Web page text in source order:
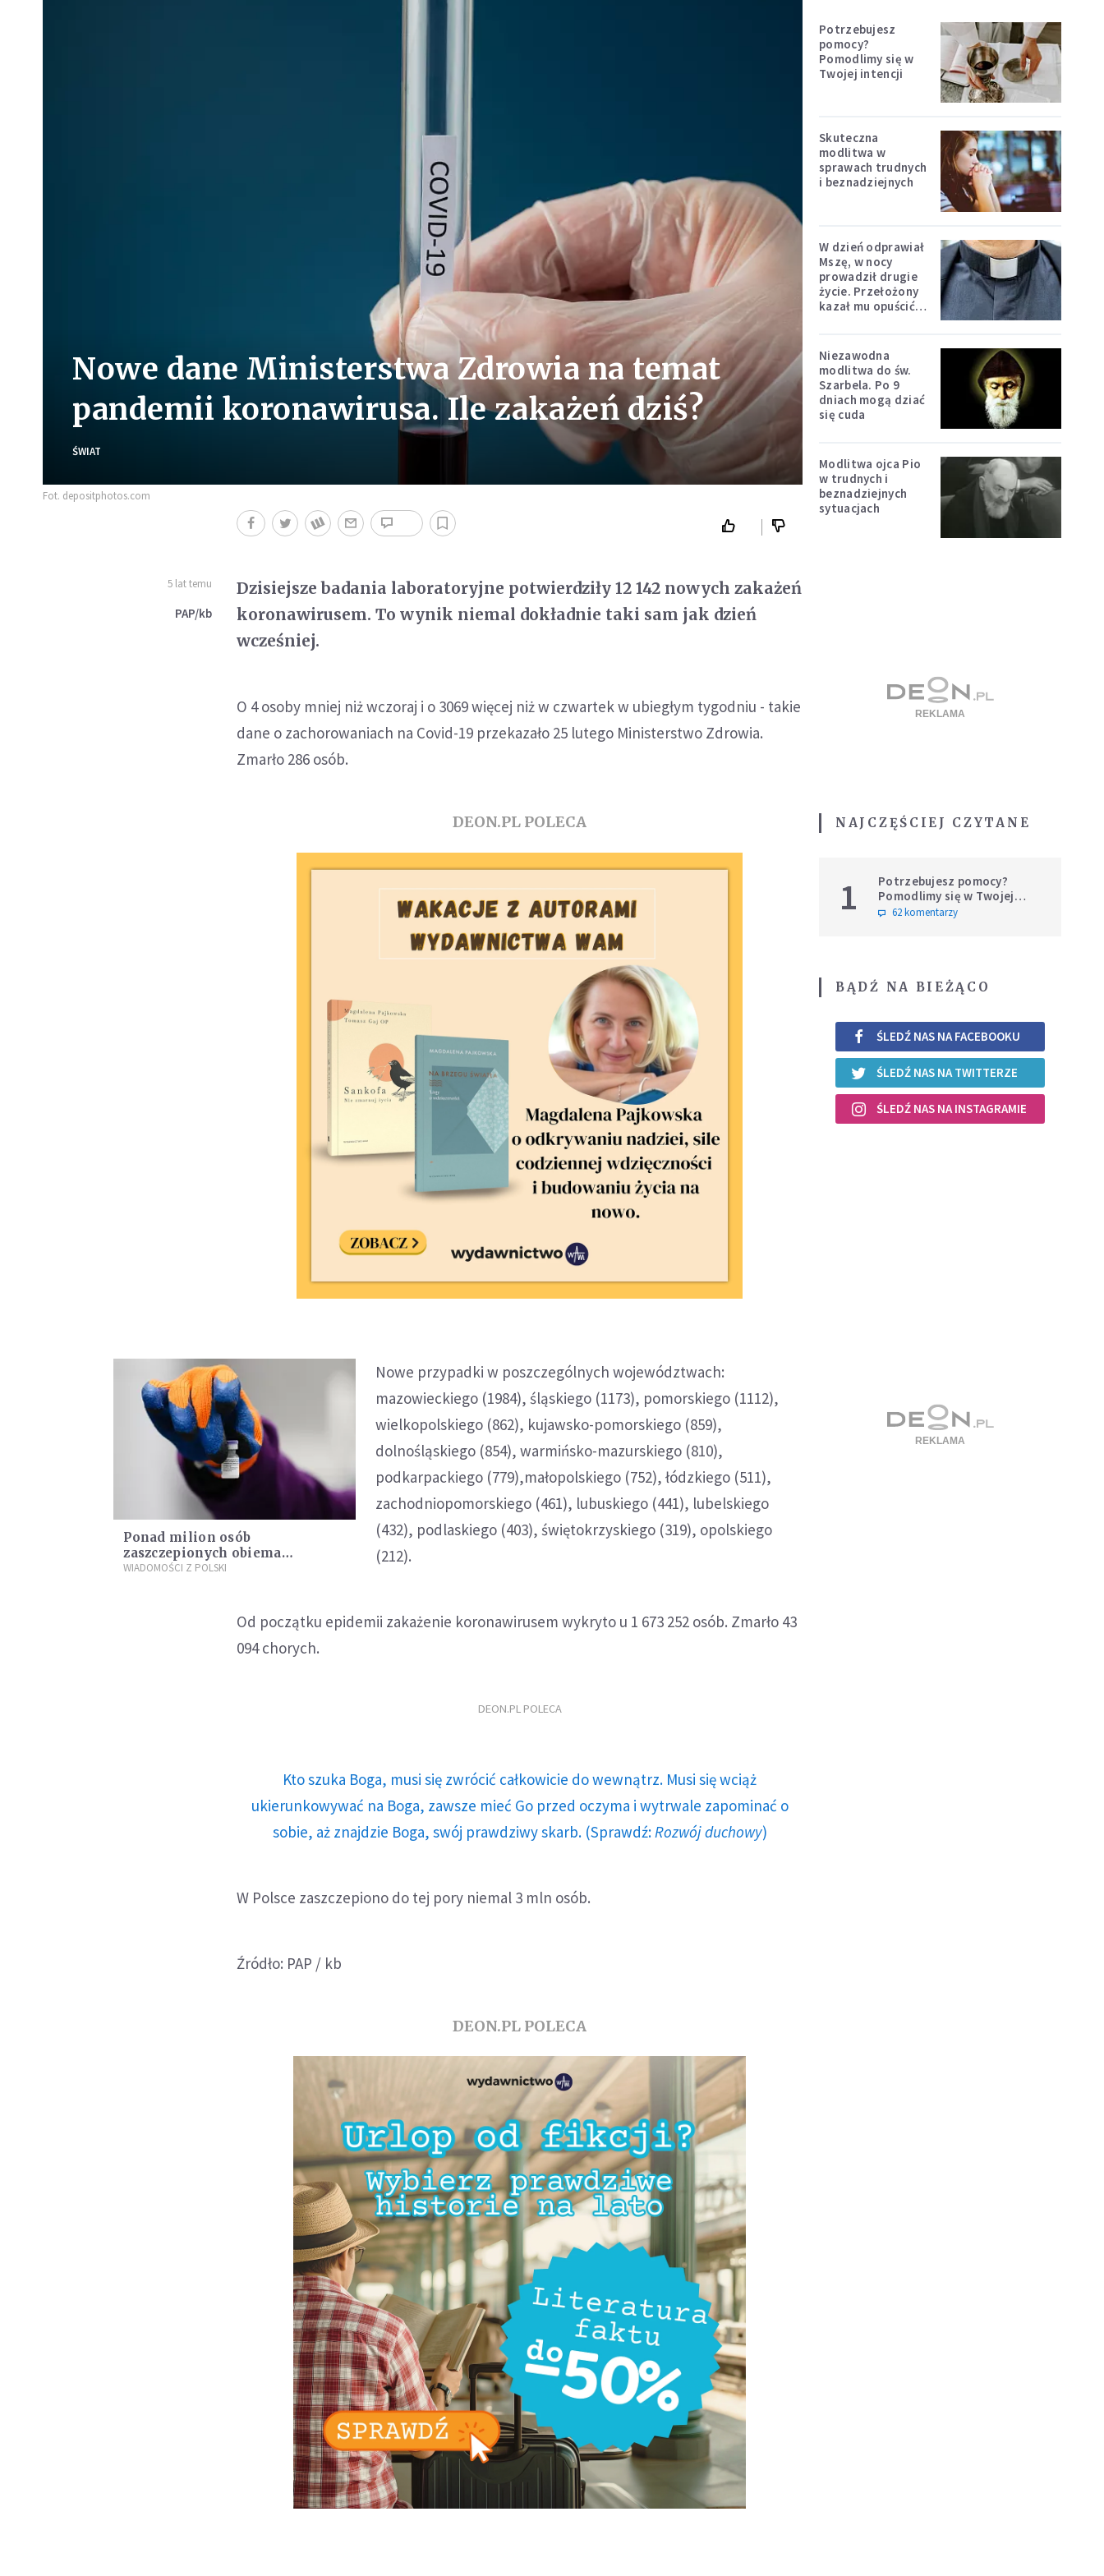
Nowe dane Ministerstwa Zdrowia na temat
pandemii koronawirusa. Ile zakażeń dziś?
ŚWIAT
Fot. depositphotos.com
5 lat temu
PAP/kb
Dzisiejsze badania laboratoryjne potwierdziły 12 142 nowych zakażeń
koronawirusem. To wynik niemal dokładnie taki sam jak dzień
wcześniej.
O 4 osoby mniej niż wczoraj i o 3069 więcej niż w czwartek w ubiegłym tygodniu - takie
dane o zachorowaniach na Covid-19 przekazało 25 lutego Ministerstwo Zdrowia.
Zmarło 286 osób.
DEON.PL POLECA
Ponad milion osób
zaszczepionych obiema
dawkami przeciw COVID-19
WIADOMOŚCI Z POLSKI
Nowe przypadki w poszczególnych województwach:
mazowieckiego (1984), śląskiego (1173), pomorskiego (1112),
wielkopolskiego (862), kujawsko-pomorskiego (859),
dolnośląskiego (854), warmińsko-mazurskiego (810),
podkarpackiego (779),małopolskiego (752), łódzkiego (511),
zachodniopomorskiego (461), lubuskiego (441), lubelskiego
(432), podlaskiego (403), świętokrzyskiego (319), opolskiego
(212).
Od początku epidemii zakażenie koronawirusem wykryto u 1 673 252 osób. Zmarło 43
094 chorych.
DEON.PL POLECA
Kto szuka Boga, musi się zwrócić całkowicie do wewnątrz. Musi się wciąż
ukierunkowywać na Boga, zawsze mieć Go przed oczyma i wytrwale zapominać o
sobie, aż znajdzie Boga, swój prawdziwy skarb. (Sprawdź: Rozwój duchowy)
W Polsce zaszczepiono do tej pory niemal 3 mln osób.
Źródło: PAP / kb
DEON.PL POLECA
Potrzebujesz
pomocy?
Pomodlimy się w
Twojej intencji
Skuteczna
modlitwa w
sprawach trudnych
i beznadziejnych
W dzień odprawiał
Mszę, w nocy
prowadził drugie
życie. Przełożony
kazał mu opuścić
Niezawodna
modlitwa do św.
Szarbela. Po 9
dniach mogą dziać
się cuda
Modlitwa ojca Pio
w trudnych i
beznadziejnych
sytuacjach
NAJCZĘŚCIEJ CZYTANE
1
Potrzebujesz pomocy?
Pomodlimy się w Twojej
intencji
62 komentarzy
BĄDŹ NA BIEŻĄCO
ŚLEDŹ NAS NA FACEBOOKU
ŚLEDŹ NAS NA TWITTERZE
ŚLEDŹ NAS NA INSTAGRAMIE